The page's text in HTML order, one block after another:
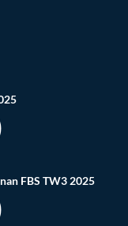
FBS TW3 2025